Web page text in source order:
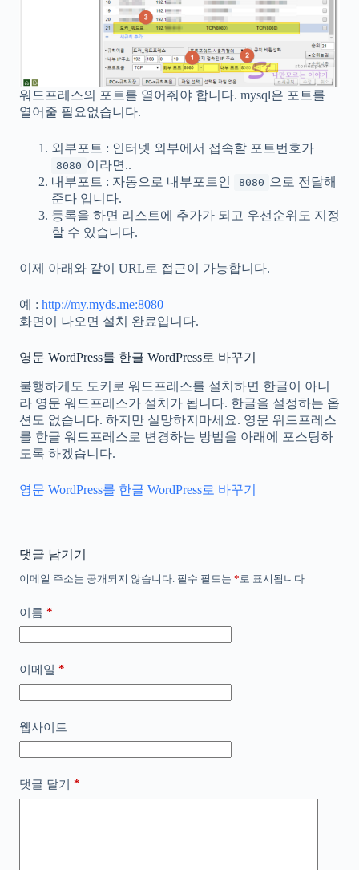
워드프레스의 포트를 열어줘야 합니다. mysql은 포트를
열어줄 필요없습니다.
외부포트 : 인터넷 외부에서 접속할 포트번호가
8080 이라면..
내부포트 : 자동으로 내부포트인
8080 으로 전달해
준다 입니다.
등록을 하면 리스트에 추가가 되고 우선순위도 지정
할 수 있습니다.
이제 아래와 같이 URL로 접근이 가능합니다.
예 : http://my.myds.me:8080
화면이 나오면 설치 완료입니다.
영문 WordPress를 한글 WordPress로 바꾸기
불행하게도 도커로 워드프레스를 설치하면 한글이 아니
라 영문 워드프레스가 설치가 됩니다. 한글을 설정하는 옵
션도 없습니다. 하지만 실망하지마세요. 영문 워드프레스
를 한글 워드프레스로 변경하는 방법을 아래에 포스팅하
도록 하겠습니다.
영문 WordPress를 한글 WordPress로 바꾸기
댓글 남기기
이메일 주소는 공개되지 않습니다. 필수 필드는 * 로 표시됩니다
이름 *
이메일 *
웹사이트
댓글 달기 *